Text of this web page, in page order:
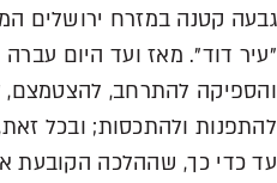
גבעה קטנה במזרח ירושלים
"עיר דוד". מאז ועד היום עברה
והספיקה להתרחב,
להתפנות ולהתכסות; ובכל
עד כדי כך, שההלכה הקובעת